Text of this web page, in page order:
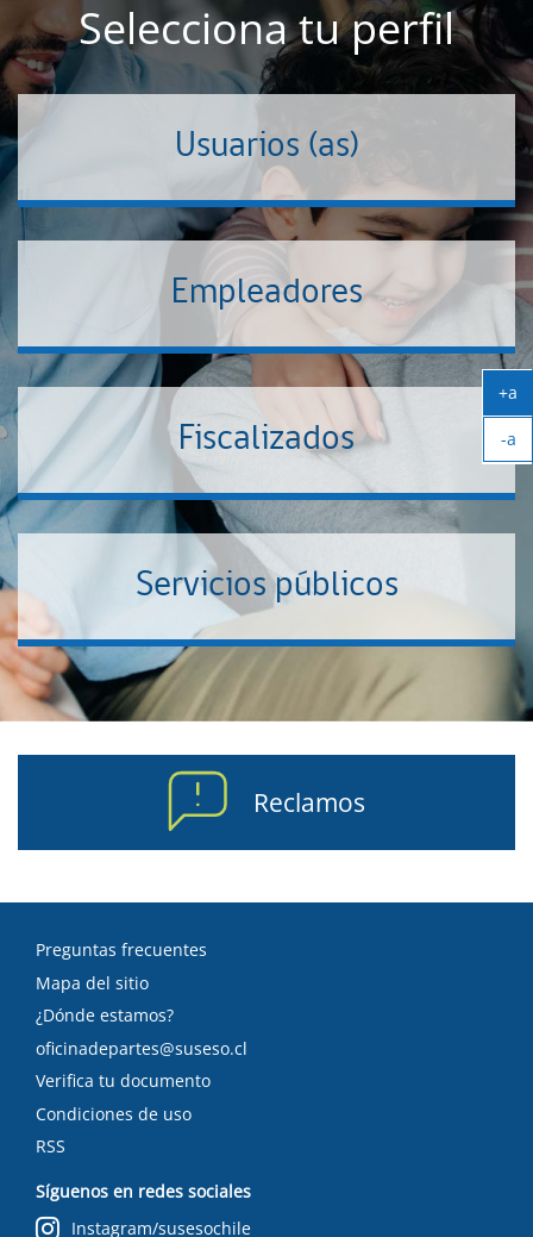
Selecciona tu perfil
Usuarios (as)
Empleadores
Fiscalizados
Servicios públicos
Reclamos
Preguntas frecuentes
Mapa del sitio
¿Dónde estamos?
oficinadepartes@suseso.cl
Verifica tu documento
Condiciones de uso
RSS
Síguenos en redes sociales
Instagram/susesochile
+a
-a